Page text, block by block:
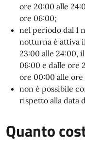
ore 20:00 alle
ore 06:00;
nel periodo dal 1
notturna è attiva
23:00 alle 24:00,
06:00 e dalle ore
ore 00:00 alle ore
non è possibile
rispetto alla data
Quanto